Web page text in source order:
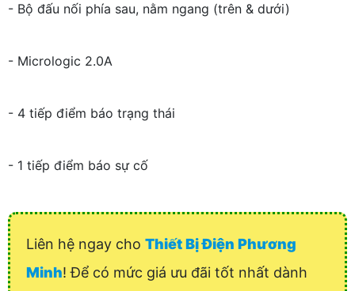
- Bộ đấu nối phía sau, nằm ngang (trên & dưới)
- Micrologic 2.0A
- 4 tiếp điểm báo trạng thái
- 1 tiếp điểm báo sự cố
Liên hệ ngay cho Thiết Bị Điện Phương
Minh! Để có mức giá ưu đãi tốt nhất dành